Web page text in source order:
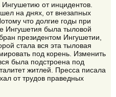
от инцидентов.
на днях, от внезапных
что долгие годы при
Ингушетия была тыловой
президентом Ингушетии,
стала вся эта тыловая
под корень. Изменить
была подстроена под
житлей. Пресса писала
от трудов праведных